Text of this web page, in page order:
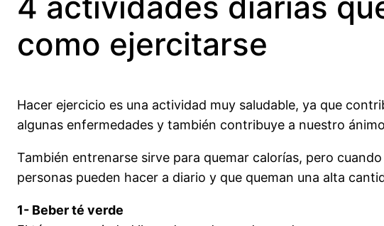
como ejercitarse
Hacer ejercicio es una actividad muy saludable, ya que
algunas enfermedades y también contribuye a nuestro
También entrenarse sirve para quemar calorías, pero
personas pueden hacer a diario y que queman una alta
1- Beber té verde